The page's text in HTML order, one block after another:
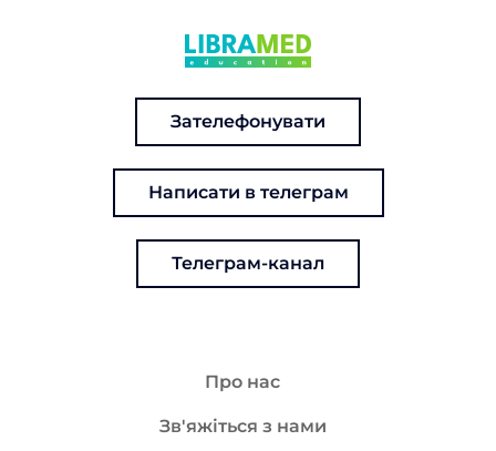
Зателефонувати
Написати в телеграм
Телеграм-канал
Про нас
Зв'яжіться з нами